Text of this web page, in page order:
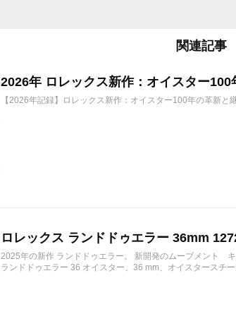
関連記事
2026年 ロレックス新作：オイスター100
【2026年記録】ロレックス新作：オイスター100年の革新と
ロレックス ランドドゥエラー 36mm
2025年の新作 ランドドゥエラー。 新開発のムーブメント
ランドドゥエラー 36 オイスター、36 mm、オイスタースチ